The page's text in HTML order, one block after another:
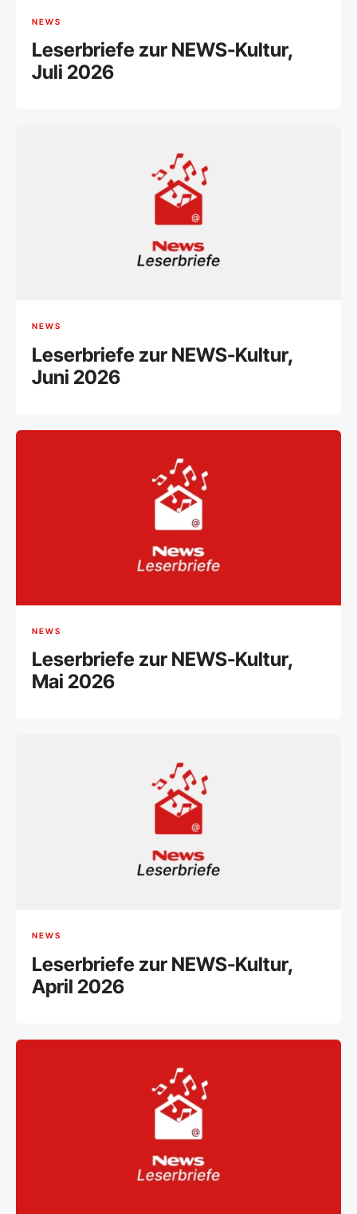
NEWS
Leserbriefe zur NEWS-Kultur,
Juli 2026
NEWS
Leserbriefe zur NEWS-Kultur,
Juni 2026
NEWS
Leserbriefe zur NEWS-Kultur,
Mai 2026
NEWS
Leserbriefe zur NEWS-Kultur,
April 2026